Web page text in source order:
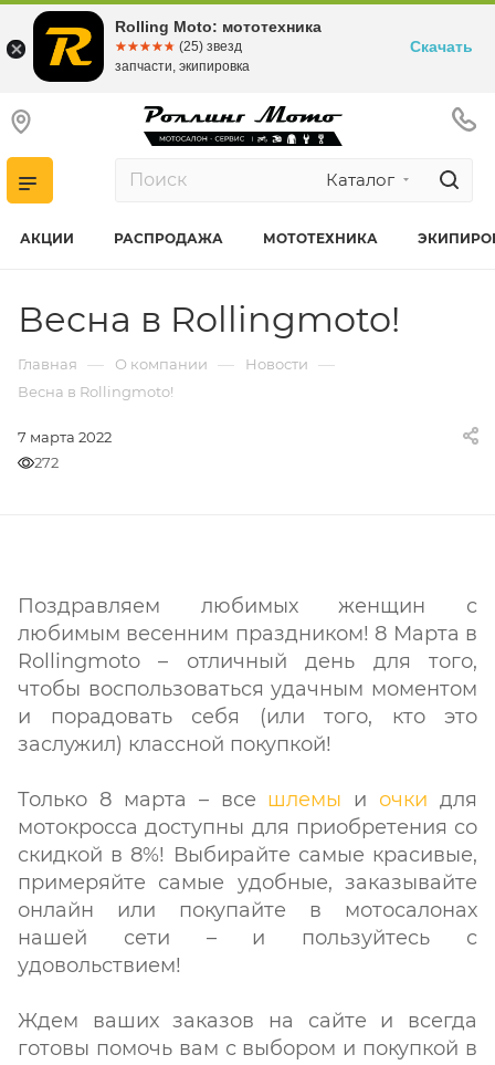
Каталог
АКЦИИ РАСПРОДАЖА МОТОТЕХНИКА
Весна в Rollingmoto!
Главная — О компании — Новости —
Весна в Rollingmoto!
7 марта 2022
272
Поздравляем любимых женщин с
любимым весенним праздником! 8 Марта в
Rollingmoto – отличный день для того,
чтобы воспользоваться удачным моментом
и порадовать себя (или того, кто это
заслужил) классной покупкой!
Только 8 марта – все шлемы и очки для
мотокросса доступны для приобретения со
скидкой в 8%! Выбирайте самые красивые,
примеряйте самые удобные, заказывайте
онлайн или покупайте в мотосалонах
нашей сети – и пользуйтесь с
удовольствием!
Ждем ваших заказов на сайте и всегда
готовы помочь вам с выбором и покупкой в
Rolling Moto: мототехника
☆☆☆☆☆
★★★★★ (25) звезд
запчасти, экипировка
Скачать